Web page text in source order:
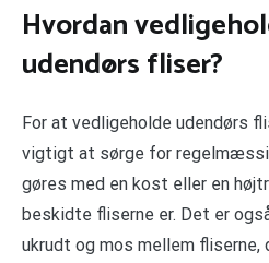
Hvordan
udendørs fliser?
For at vedligeholde udendørs
vigtigt at sørge for
gøres med en kost eller en
beskidte fliserne er. Det er
ukrudt og mos mellem